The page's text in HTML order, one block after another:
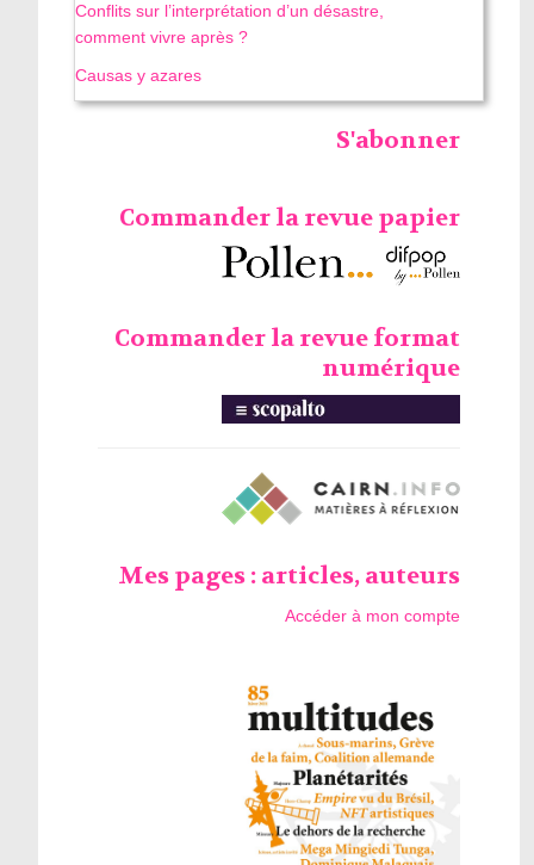
Conflits sur l’interprétation d’un désastre,
comment vivre après ?
Causas y azares
S'abonner
Commander la revue papier
Commander la revue format
numérique
Mes pages : articles, auteurs
Accéder à mon compte